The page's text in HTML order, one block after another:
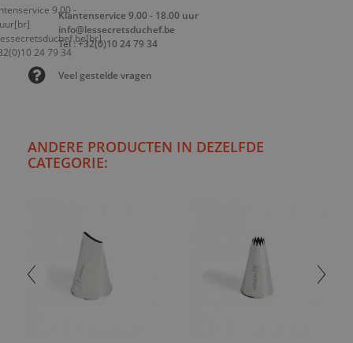
Klantenservice 9.00 - 18.00 uur
info@lessecretsduchef.be
Tel : +32(0)10 24 79 34
Veel gestelde vragen
ANDERE PRODUCTEN IN DEZELFDE
CATEGORIE: